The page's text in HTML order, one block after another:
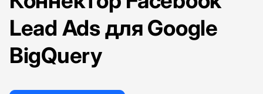
Lead Ads для Google
BigQuery